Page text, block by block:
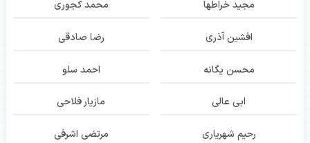
مجید خراطها محمد کجوری
افشین آذری رضا صادقی
محسن یگانه احمد سلو
ابی عالی مازیار فلاحی
رحیم شهریاری مرتضی اشرفی